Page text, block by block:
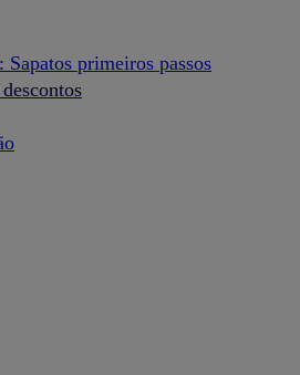
Sapatos primeiros passos